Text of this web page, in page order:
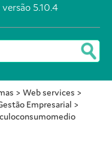
5.10.4
> Web services >
Empresarial >